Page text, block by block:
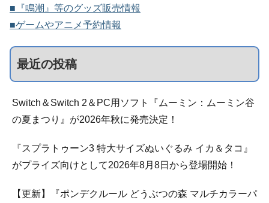
■『鳴潮』等のグッズ販売情報
■ゲームやアニメ予約情報
最近の投稿
Switch＆Switch 2＆PC用ソフト『ムーミン：ムーミン谷
の夏まつり』が2026年秋に発売決定！
『スプラトゥーン3 特大サイズぬいぐるみ イカ＆タコ』
がプライズ向けとして2026年8月8日から登場開始！
【更新】『ポンデクルール どうぶつの森 マルチカラーパ